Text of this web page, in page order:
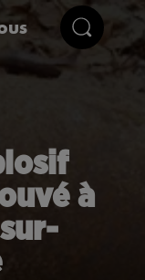
à